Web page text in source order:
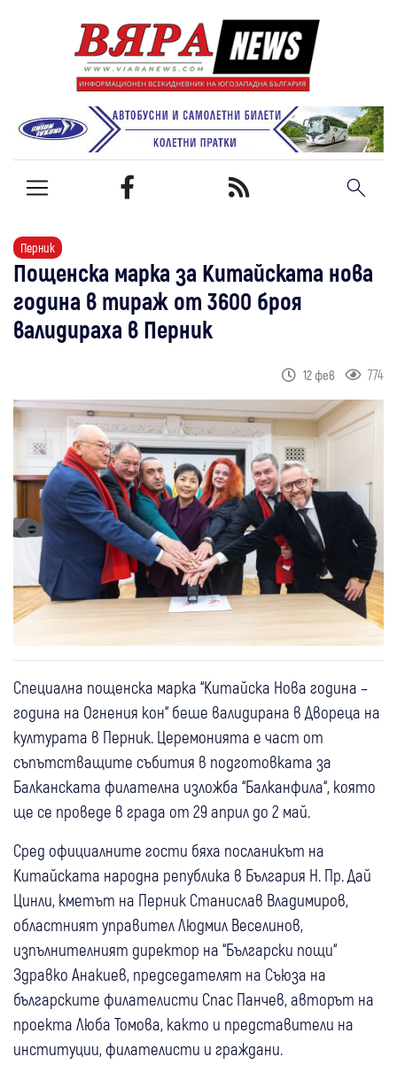
Перник
Пощенска марка за Китайската нова
година в тираж от 3600 броя
валидираха в Перник
12 фев 774
Специална пощенска марка “Китайска Нова година –
година на Огнения кон“ беше валидирана в Двореца на
културата в Перник. Церемонията е част от
съпътстващите събития в подготовката за
Балканската филателна изложба “Балканфила“, която
ще се проведе в града от 29 април до 2 май.
Сред официалните гости бяха посланикът на
Китайската народна република в България Н. Пр. Дай
Цинли, кметът на Перник Станислав Владимиров,
областният управител Людмил Веселинов,
изпълнителният директор на “Български пощи“
Здравко Анакиев, председателят на Съюза на
българските филателисти Спас Панчев, авторът на
проекта Люба Томова, както и представители на
институции, филателисти и граждани.